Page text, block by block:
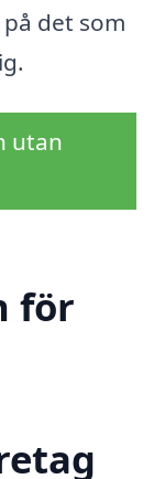
det som
utan
för